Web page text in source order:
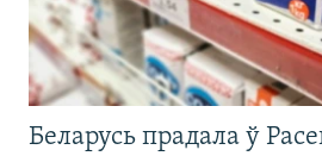
Беларусь прадала ў